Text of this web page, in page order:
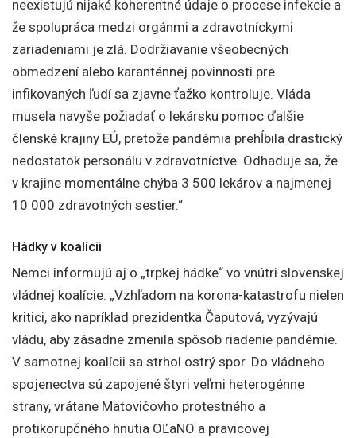
neexistujú nijaké koherentné údaje o procese infekcie a
že spolupráca medzi orgánmi a zdravotníckymi
zariadeniami je zlá. Dodržiavanie všeobecných
obmedzení alebo karanténnej povinnosti pre
infikovaných ľudí sa zjavne ťažko kontroluje. Vláda
musela navyše požiadať o lekársku pomoc ďalšie
členské krajiny EÚ, pretože pandémia prehĺbila drastický
nedostatok personálu v zdravotníctve. Odhaduje sa, že
v krajine momentálne chýba 3 500 lekárov a najmenej
10 000 zdravotných sestier.“
Hádky v koalícii
Nemci informujú aj o „trpkej hádke“ vo vnútri slovenskej
vládnej koalície. „Vzhľadom na korona-katastrofu nielen
kritici, ako napríklad prezidentka Čaputová, vyzývajú
vládu, aby zásadne zmenila spôsob riadenie pandémie.
V samotnej koalícii sa strhol ostrý spor. Do vládneho
spojenectva sú zapojené štyri veľmi heterogénne
strany, vrátane Matovičovho protestného a
protikorupčného hnutia OĽaNO a pravicovej